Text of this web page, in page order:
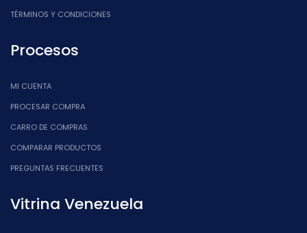
TÉRMINOS Y CONDICIONES
Procesos
MI CUENTA
PROCESAR COMPRA
CARRO DE COMPRAS
COMPARAR PRODUCTOS
PREGUNTAS FRECUENTES
Vitrina Venezuela